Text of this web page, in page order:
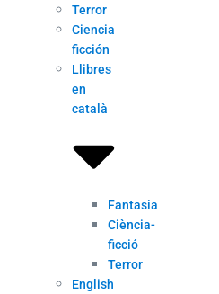
Terror
Ciencia
ficción
Llibres
en
català
Fantasia
Ciència-
ficció
Terror
English